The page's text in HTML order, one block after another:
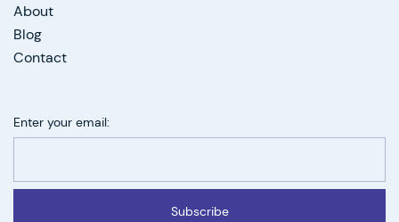
About
Blog
Contact
Enter your email:
Subscribe